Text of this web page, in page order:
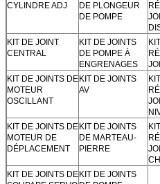
CYLINDRE ADJ
DE PLONGEUR
DE POMPE
KIT DE JOINT
CENTRAL
KIT DE JOINTS
DE POMPE À
ENGRENAGES
KIT DE JOINTS DE
MOTEUR
OSCILLANT
KIT DE JOINTS
AV
KIT DE JOINTS DE
MOTEUR DE
DÉPLACEMENT
KIT DE JOINTS
DE MARTEAU-
PIERRE
KIT DE JOINTS DEKIT DE JOINTS